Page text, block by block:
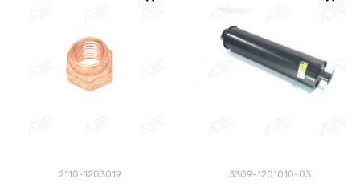
2110-1203019 3309-1201010-03